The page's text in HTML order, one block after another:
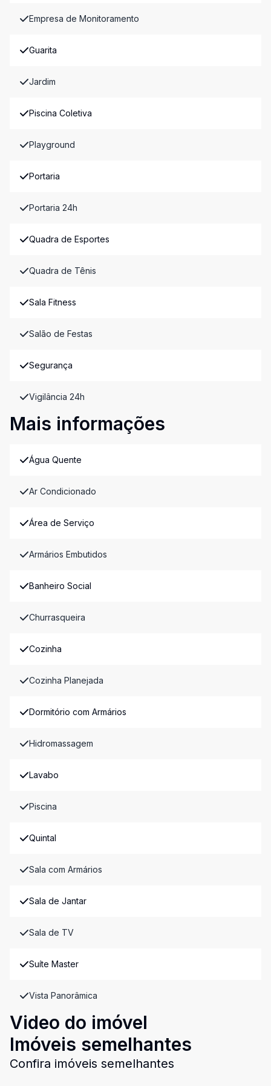
Empresa de Monitoramento
Guarita
Jardim
Piscina Coletiva
Playground
Portaria
Portaria 24h
Quadra de Esportes
Quadra de Tênis
Sala Fitness
Salão de Festas
Segurança
Vigilância 24h
Mais informações
Água Quente
Ar Condicionado
Área de Serviço
Armários Embutidos
Banheiro Social
Churrasqueira
Cozinha
Cozinha Planejada
Dormitório com Armários
Hidromassagem
Lavabo
Piscina
Quintal
Sala com Armários
Sala de Jantar
Sala de TV
Suíte Master
Vista Panorâmica
Video do imóvel
Imóveis semelhantes
Confira imóveis semelhantes